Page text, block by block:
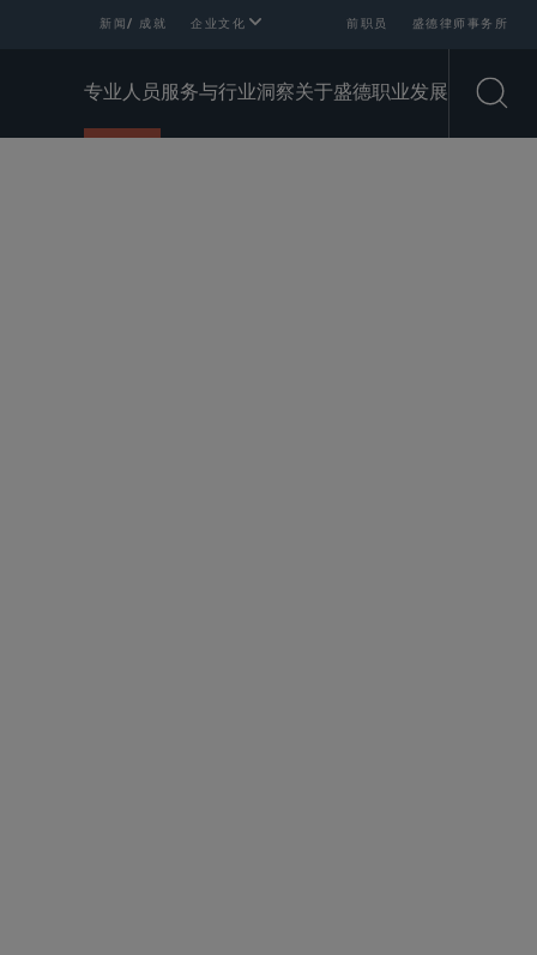
新闻/ 成就 企业文化 前职员 盛德律师事务所
专业人员服务与行业洞察关于盛德职业发展